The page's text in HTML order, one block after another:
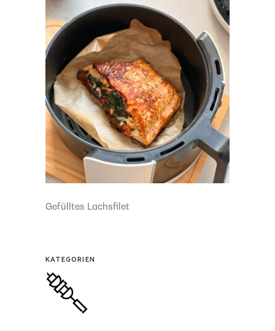
Gefülltes Lachsfilet
KATEGORIEN